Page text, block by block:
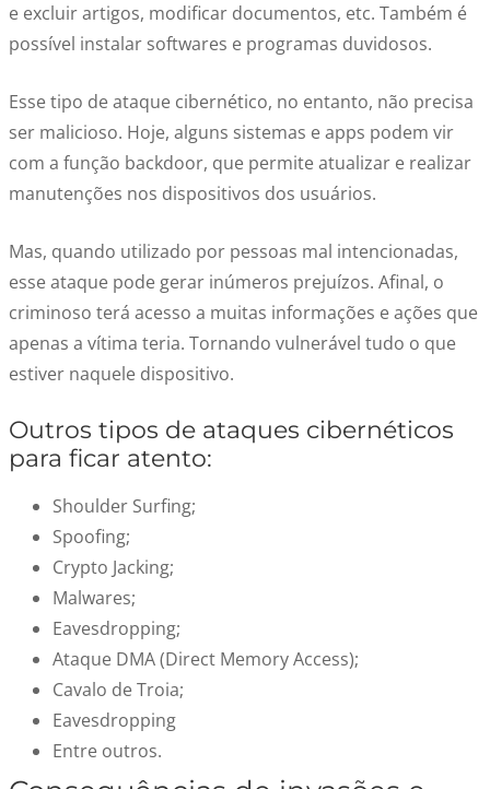
e excluir artigos, modificar documentos, etc. Também é
possível instalar softwares e programas duvidosos.
Esse tipo de ataque cibernético, no entanto, não precisa
ser malicioso. Hoje, alguns sistemas e apps podem vir
com a função backdoor, que permite atualizar e realizar
manutenções nos dispositivos dos usuários.
Mas, quando utilizado por pessoas mal intencionadas,
esse ataque pode gerar inúmeros prejuízos. Afinal, o
criminoso terá acesso a muitas informações e ações que
apenas a vítima teria. Tornando vulnerável tudo o que
estiver naquele dispositivo.
Outros tipos de ataques cibernéticos
para ficar atento:
Shoulder Surfing;
Spoofing;
Crypto Jacking;
Malwares;
Eavesdropping;
Ataque DMA (Direct Memory Access);
Cavalo de Troia;
Eavesdropping
Entre outros.